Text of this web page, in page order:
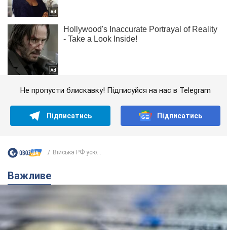
Не пропусти блискавку! Підписуйся на нас в Telegram
Підписатись Підписатись
Війська РФ усю...
Важливе